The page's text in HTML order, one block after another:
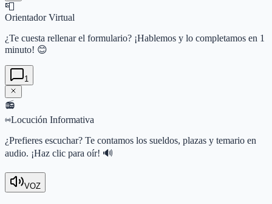
📮
Orientador Virtual
¿Te cuesta rellenar el formulario? ¡Hablemos y lo completamos en 1
minuto! 😊
1
📻
Locución Informativa
¿Prefieres escuchar? Te contamos los sueldos, plazas y temario en
audio. ¡Haz clic para oír! 🔊
VOZ